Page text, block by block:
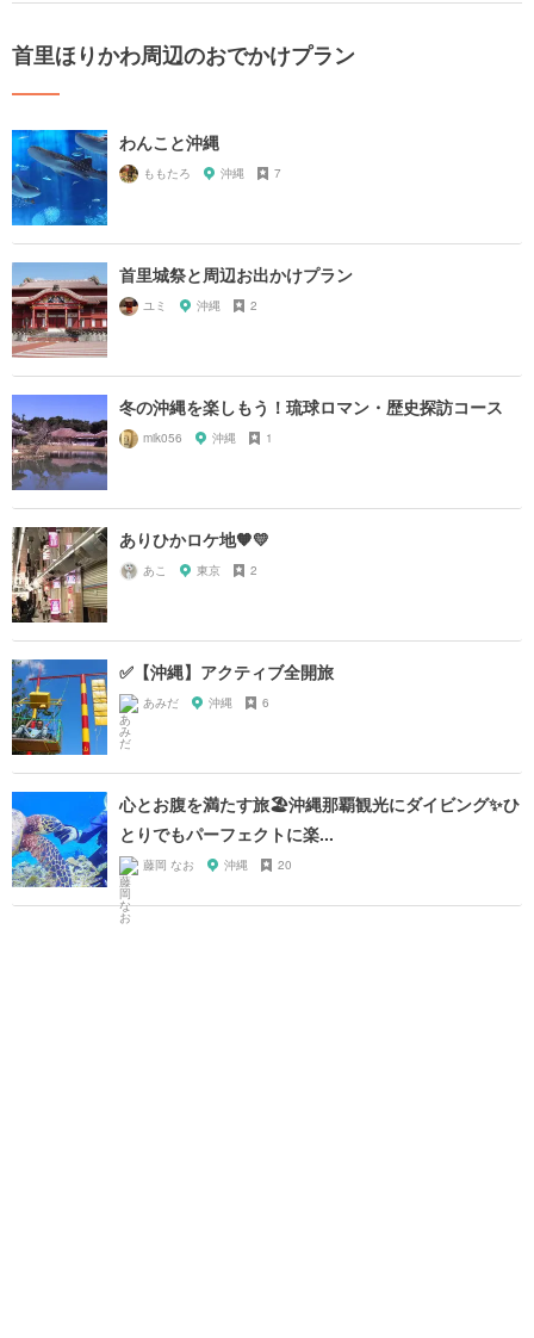
首里ほりかわ周辺のおでかけプラン
わんこと沖縄
ももたろ 沖縄 7
首里城祭と周辺お出かけプラン
ユミ 沖縄 2
冬の沖縄を楽しもう！琉球ロマン・歴史探訪コース
mik056 沖縄 1
ありひかロケ地🧡💛
あこ 東京 2
✅【沖縄】アクティブ全開旅
あみだ 沖縄 6
心とお腹を満たす旅🏖沖縄那覇観光にダイビング✨ひ
とりでもパーフェクトに楽...
藤岡 なお 沖縄 20